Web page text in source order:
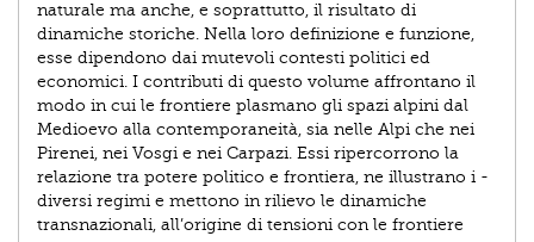
naturale ma anche, e soprattutto, il risultato di
dinamiche storiche. Nella loro definizione e funzione,
esse dipendono dai mutevoli contesti politici ed
economici. I contributi di questo volume affrontano il
modo in cui le frontiere plasmano gli spazi alpini dal
Medioevo alla contemporaneità, sia nelle Alpi che nei
Pirenei, nei Vosgi e nei Carpazi. Essi ripercorrono la
relazione tra potere politico e frontiera, ne illustrano i -
diversi regimi e mettono in rilievo le dinamiche
transnazionali, all’origine di tensioni con le frontiere